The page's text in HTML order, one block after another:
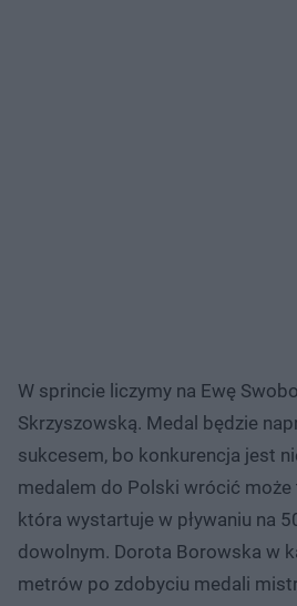
W sprincie liczymy na Ewę
Skrzyszowską. Medal będzie
sukcesem, bo konkurencja jest
medalem do Polski wrócić może
która wystartuje w pływaniu na
dowolnym. Dorota Borowska w
metrów po zdobyciu medali